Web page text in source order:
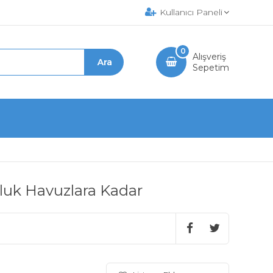
Kullanıcı Paneli
Alışveriş
Sepetim
0
Havuzlara Kadar